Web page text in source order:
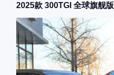
2025款 300TGI 全球旗舰版